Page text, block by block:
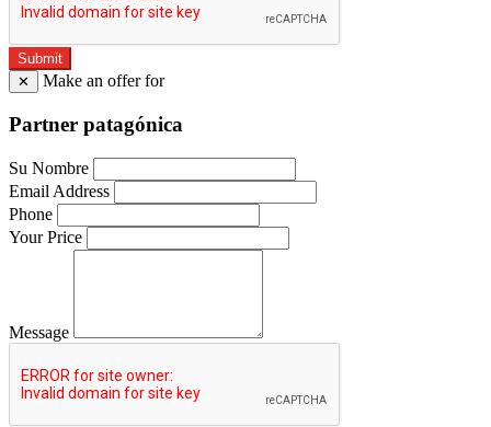
Submit
✕
Make an offer for
Partner patagónica
Su Nombre
Email Address
Phone
Your Price
Message